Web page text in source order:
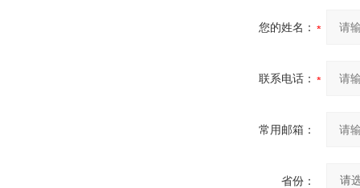
您的姓名：
联系电话：
常用邮箱：
省份：